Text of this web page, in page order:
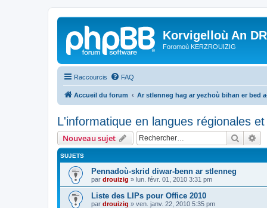
Korvigelloù An
Foromoù KERZROUIZIG
Raccourcis FAQ
Accueil du forum Ar stlenneg hag ar yezhoù bihan er bed
L'informatique en langues régionales
Nouveau sujet
SUJETS
Pennadoù-skrid diwar-benn ar stlenneg
par drouizig » lun. févr. 01, 2010 3:31 pm
Liste des LIPs pour Office 2010
par drouizig » ven. janv. 22, 2010 5:35 pm